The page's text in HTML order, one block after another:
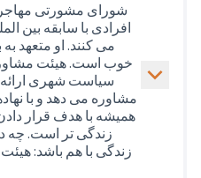
شورای مشورتی
افرادی با سابقه بین
می کنند. او متعهد
خوب است. هیئت مشاوره
سیاست شهری
مشاوره می دهد و با
همیشه با هدف قرار
زندگی تر است. چه
زندگی با هم باشد: